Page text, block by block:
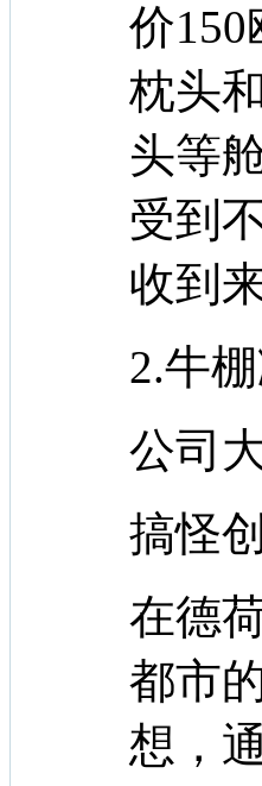
价
枕头
头等
受到
收到
2.牛
公司
搞怪
在德
都市
想，